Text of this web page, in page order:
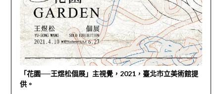
「花園──王煜松個展」主視覺，2021，臺北市立美術館提
供。